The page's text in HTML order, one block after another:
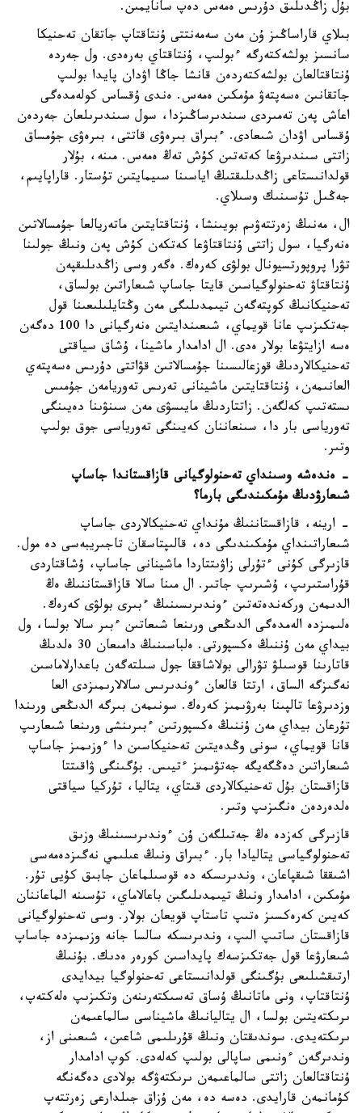
بۇل زاڭدىلىق دۇرىس ەمەس دەپ سانايمىن.
بىلاي قاراساڭىز ۇن مەن سەمەنتتى ۇنتاقتاپ جاتقان تەحنيكا
سانسىز بولشەكتەرگە ءبولىپ، ۇنتاقتاي بەرەدى. ول جەردە
ۇنتاقتالعان بولشەكتەردەن قانشا جاڭا اۋدان پايدا بولىپ
جاتقانىن ەسەپتەۋ مۇمكىن ەمەس. ەندى ۇقساس كولەمدەگى
اعاش پەن تەمىردى سىندىرساڭىزدا، سول سىندىرىلعان جەردەن
ۇقساس اۋدان شىعادى. ءبىراق بىرەۋى قاتتى، بىرەۋى جۇمساق
زاتتى سىندىرۋعا كەتەتىن كۇش تەڭ ەمەس. مىنە، بۇلار
قولدانىستاعى زاڭدىلىقتىڭ اياسىنا سىيمايتىن تۇستار. قاراپايىم،
جەڭىل تۇسىنىك وسىلاي.
ال، مەنىڭ زەرتتەۋىم بويىنشا، ۇنتاقتايتىن ماتەريالعا جۇمسالاتىن
ەنەرگيا، سول زاتتى ۇنتاقتاۋعا كەتكەن كۇش پەن ونىڭ جولىنا
تۋرا پروپورتسيونال بولۋى كەرەك. ەگەر وسى زاڭدىلىقپەن
ۇنتاقتاۋ تەحنولوگياسىن قايتا جاساپ شىعاراتىن بولساق،
تەحنيكانىڭ كوپتەگەن تيىمدىلىگى مەن وڭتايلىلىعىنا قول
جەتكىزىپ عانا قويماي، شىعىندايتىن ەنەرگيانى دا 100 دەگەن
ەسە ازايتۋعا بولار ەدى. ال ادامدار ماشينا، ۇشاق سياقتى
تەحنيكالاردىڭ قوزعالىسىنا جۇمسالاتىن قۋاتتى دۇرىس ەسەپتەي
العانىمەن، ۇنتاقتايتىن ماشينانى تەرىس تەوريامەن جۇمىس
ىستەتىپ كەلگەن. زاتتاردىڭ مايىسۋى مەن سىنۋىنا دەيىنگى
تەورياسى بار دا، سىنعاننان كەيىنگى تەورياسى جوق بولىپ
وتىر.
- ەندەشە وسىنداي تەحنولوگيانى قازاقستاندا جاساپ
شىعارۋدىڭ مۇمكىندىگى بارما؟
- ارينە، قازاقستاننىڭ مۇنداي تەحنيكالاردى جاساپ
شىعاراتىنداي مۇمكىندىگى دە، قالىپتاسقان تاجىريبەسى دە مول.
قازىرگى كۇنى ءتۇرلى زاۋىتتاردا ماشينانى جاساپ، ۇشاقتاردى
قۇراستىرىپ، ۇشىرىپ جاتىر. ال مىنا سالا قازاقستاننىڭ ەڭ
الدىمەن وركەندەتەتىن ءوندىرىسىنىڭ ءبىرى بولۋى كەرەك.
ەلىمىزدە الەمدەگى الدىڭعى ورىنعا شىعاتىن ءبىر سالا بولسا، ول
بيداي مەن ۇننىڭ ەكسپورتى. ەلباسىنىڭ دامىعان 30 ەلدىڭ
قاتارىنا قوسىلۋ تۋرالى بولاشاققا جول سىلتەگەن باعدارلاماسىن
نەگىزگە الساق، ارتتا قالعان ءوندىرىس سالالارىمىزدى العا
وزدىرۋعا تالپىنا بەرۋىمىز كەرەك. سونىمەن بىرگە الدىڭعى ورىندا
تۇرعان بيداي مەن ۇننىڭ ەكسپورتىن ءبىرىنشى ورىنعا شىعارىپ
قانا قويماي، سونى وڭدەيتىن تەحنيكاسىن دا ءوزىمىز جاساپ
شىعاراتىن دەڭگەيگە جەتۋىمىز ءتيىس. بۇگىنگى ۋاقىتتا
قازاقستان بۇل تەحنيكالاردى قىتاي، يتاليا، تۇركيا سياقتى
ەلدەردەن ەنگىزىپ وتىر.
قازىرگى كەزدە ەڭ جەتىلگەن ۇن ءوندىرىسىنىڭ وزىق
تەحنولوگياسى يتاليادا بار. ءبىراق ونىڭ عىلىمي نەگىزدەمەسى
اشىققا شىقپاعان، وندىرىسكە دە قوسىلماعان جابىق كۇيى تۇر.
مۇمكىن، ادامدار ونىڭ تيىمدىلىگىن باعالاماي، تۇسىنە الماعاننان
كەيىن كەرەكسىز ەتىپ تاستاپ قويعان بولار. وسى تەحنولوگيانى
قازاقستان ساتىپ الىپ، وندىرىسكە سالسا جانە وزىمىزدە جاساپ
شىعارۋعا قول جەتكىزسەك پايداسىن كورەر ەدىك. بۇنىڭ
ارتىقشىلىعى بۇگىنگى قولدانىستاعى تەحنولوگيا بيدايدى
ۇنتاقتاپ، ونى ماتانىڭ ۇساق تەسىكتەرىنەن وتكىزىپ ەلەكتەپ،
ىرىكتەيتىن بولسا، ال يتاليانىڭ ماشيناسى سالماعىمەن
ىرىكتەيدى. سوندىقتان ونىڭ قۇرىلىمى شاعىن، شىعىنى از،
وندىرگەن ءونىمى ساپالى بولىپ كەلەدى. كوپ ادامدار
ۇنتاقتالعان زاتتى سالماعىمەن ىرىكتەۋگە بولادى دەگەنگە
كۇمانمەن قارايدى. دەسە دە، مەن ۇزاق جىلدارعى زەرتتەپ